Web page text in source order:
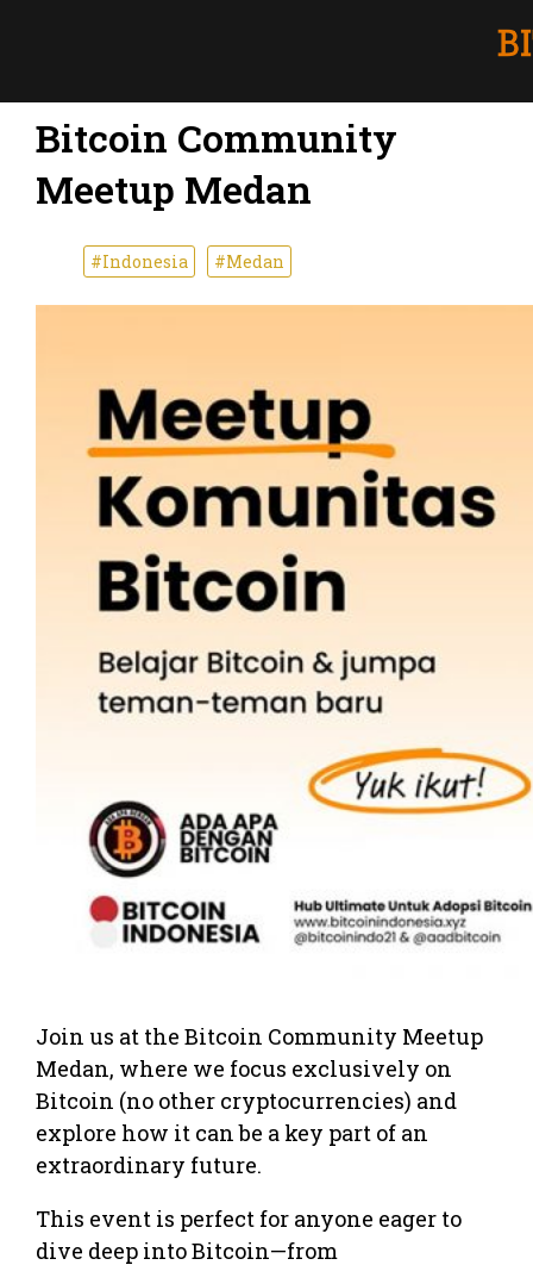
Bitcoin Community
Meetup Medan
#Indonesia #Medan
Join us at the Bitcoin Community Meetup
Medan, where we focus exclusively on
Bitcoin (no other cryptocurrencies) and
explore how it can be a key part of an
extraordinary future.
This event is perfect for anyone eager to
dive deep into Bitcoin—from